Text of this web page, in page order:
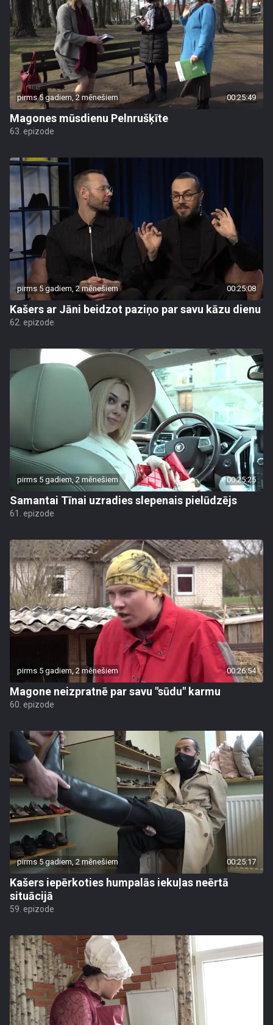
pirms 5 gadiem, 2 mēnešiem 00:25:49
Magones mūsdienu Pelnrušķīte
63. epizode
pirms 5 gadiem, 2 mēnešiem 00:25:08
Kašers ar Jāni beidzot paziņo par savu kāzu dienu
62. epizode
pirms 5 gadiem, 2 mēnešiem 00:25:25
Samantai Tīnai uzradies slepenais pielūdzējs
61. epizode
pirms 5 gadiem, 2 mēnešiem 00:26:54
Magone neizpratnē par savu "sūdu" karmu
60. epizode
pirms 5 gadiem, 2 mēnešiem 00:25:17
Kašers iepērkoties humpalās iekuļas neērtā
situācijā
59. epizode